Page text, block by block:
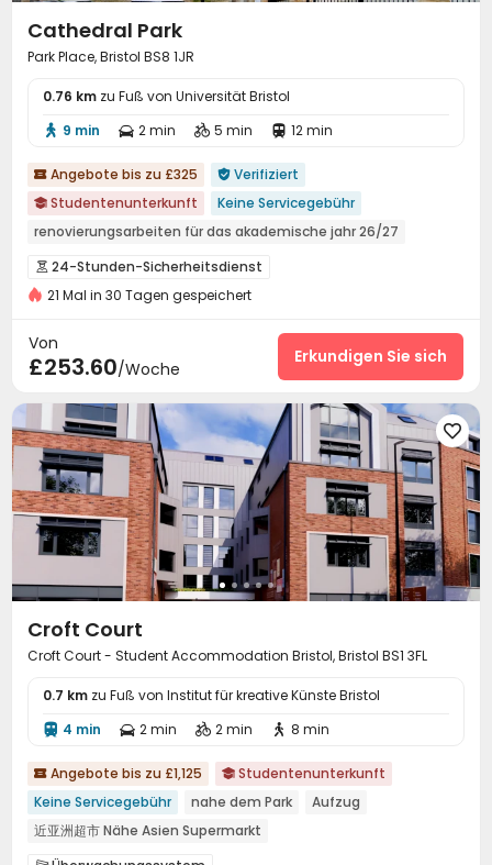
Cathedral Park
Park Place, Bristol BS8 1JR
0.76 km zu Fuß von Universität Bristol
 9 min  2 min  5 min  12 min
 Angebote bis zu £325  Verifiziert
 Studentenunterkunft
Keine Servicegebühr
renovierungsarbeiten für das akademische jahr 26/27
Preisgarantie für begrenzte Zeit
Nahkampf Discount-Supermarkt
Zu Fuß zur Schule gehen
Stadtlandschaft
Fitnessstudio
Aufzug
 24-Stunden-Sicherheitsdienst
 Überwachungssystem Zutrittskontrollsystem
Rezeption Drahtloses Netzwerk Aufzug
Waschraum Halle Müllraum
Lounge für Bewohner Abstellplatz für Fahrräder
Briefkasten  Automatisierter Verkaufsautomat
Selbststudienraum Fitnessstudio Kino
Spielezimmer  Billardtisch der Hof
der kleine Innenhof
21 Mal in 30 Tagen gespeichert
Von
£253.60/Woche
Erkundigen Sie sich

Croft Court
Croft Court - Student Accommodation Bristol, Bristol BS1 3FL
0.7 km zu Fuß von Institut für kreative Künste Bristol
 4 min  2 min  2 min  8 min
 Angebote bis zu £1,125  Studentenunterkunft
Keine Servicegebühr
nahe dem Park
Aufzug
近亚洲超市 Nähe Asien Supermarkt
Tägliche Reinigung des Waschraums